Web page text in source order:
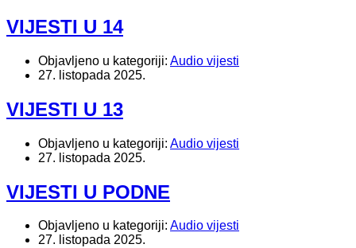
VIJESTI U 14
Objavljeno u kategoriji: Audio vijesti
27. listopada 2025.
VIJESTI U 13
Objavljeno u kategoriji: Audio vijesti
27. listopada 2025.
VIJESTI U PODNE
Objavljeno u kategoriji: Audio vijesti
27. listopada 2025.